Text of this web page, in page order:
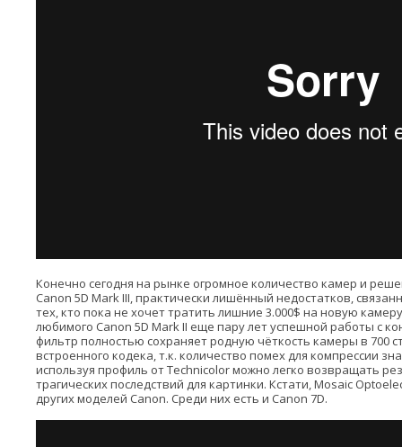
Конечно сегодня на рынке огромное количество камер и
Canon 5D Mark III, практически лишённый недостатков,
тех, кто пока не хочет тратить лишние 3.000$ на новую
любимого Canon 5D Mark II еще пару лет успешной работы с
фильтр полностью сохраняет родную чёткость камеры в 700
встроенного кодека, т.к. количество помех для компрессии
используя профиль от Technicolor можно легко возвращать
трагических последствий для картинки. Кстати, Mosaic
других моделей Canon. Среди них есть и Canon 7D.